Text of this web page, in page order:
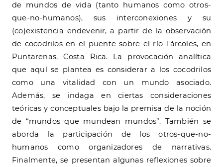
de mundos de vida (tanto humanos como otros-
que-no-humanos), sus interconexiones y su
(co)existencia endevenir, a partir de la observación
de cocodrilos en el puente sobre el río Tárcoles, en
Puntarenas, Costa Rica. La provocación analítica
que aquí se plantea es considerar a los cocodrilos
como una vitalidad con un mundo asociado.
Además, se indaga en ciertas consideraciones
teóricas y conceptuales bajo la premisa de la noción
de “mundos que mundean mundos”. También se
aborda la participación de los otros-que-no-
humanos como organizadores de narrativas.
Finalmente, se presentan algunas reflexiones sobre